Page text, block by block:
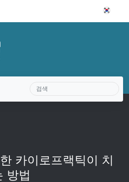
카이로프랙틱이 치
방법